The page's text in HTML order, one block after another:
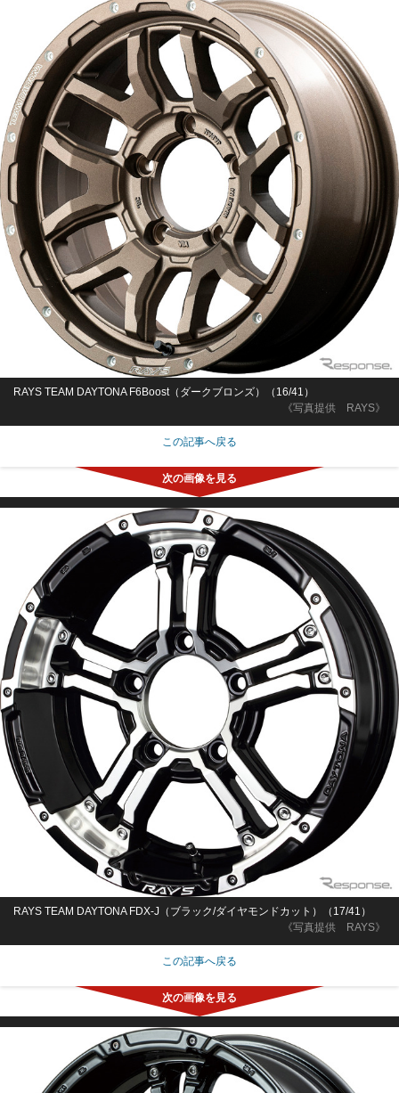
《写真提供 RAYS》
RAYS TEAM DAYTONA F6Boost（ダークブロンズ）（16/41）
この記事へ戻る
《写真提供 RAYS》
RAYS TEAM DAYTONA FDX-J（ブラック/ダイヤモンドカット）（17/41）
この記事へ戻る